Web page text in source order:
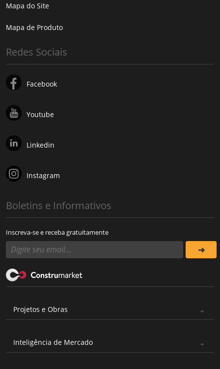
Mapa do Site
Mapa de Produto
Redes Sociais
Facebook
Youtube
Linkedin
Instagram
Boletins e Informativos
Inscreva-se e receba gratuitamente
Projetos e Obras
Inteligência de Mercado